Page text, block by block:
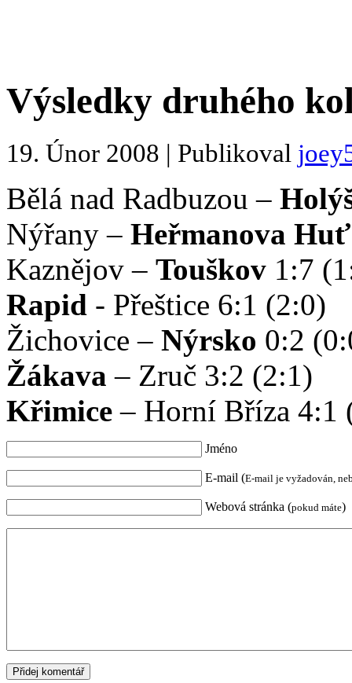
Výsledky druhého
19. Únor 2008 | Publikoval
Bělá nad Radbuzou –
Nýřany – Heřmanova Huť
Kaznějov – Touškov 1:7
Rapid - Přeštice 6:1 (2:0)
Žichovice – Nýrsko 0:2
Žákava – Zruč 3:2 (2:1)
Křimice – Horní Bříza 4:1
Jméno
E-mail (E-mail je vyžadován,
Webová stránka (pokud máte)